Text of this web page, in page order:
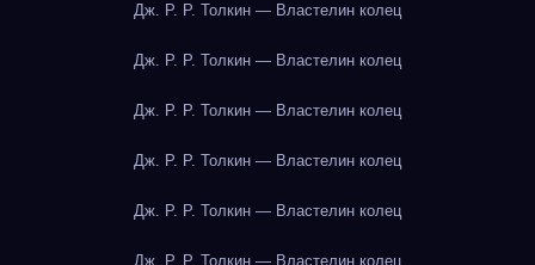
Дж. Р. Р. Толкин — Властелин колец
Дж. Р. Р. Толкин — Властелин колец
Дж. Р. Р. Толкин — Властелин колец
Дж. Р. Р. Толкин — Властелин колец
Дж. Р. Р. Толкин — Властелин колец
Дж. Р. Р. Толкин — Властелин колец